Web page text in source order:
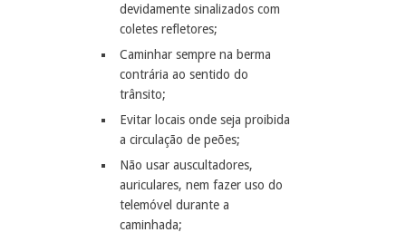
devidamente sinalizados com
coletes refletores;
Caminhar sempre na berma
contrária ao sentido do
trânsito;
Evitar locais onde seja proibida
a circulação de peões;
Não usar auscultadores,
auriculares, nem fazer uso do
telemóvel durante a
caminhada;